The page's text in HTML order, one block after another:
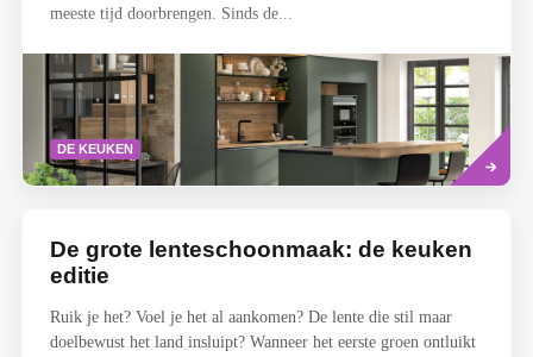
meeste tijd doorbrengen. Sinds de...
DE KEUKEN
Lees
meer
De grote lenteschoonmaak: de keuken
editie
Ruik je het? Voel je het al aankomen? De lente die stil maar
doelbewust het land insluipt? Wanneer het eerste groen ontluikt